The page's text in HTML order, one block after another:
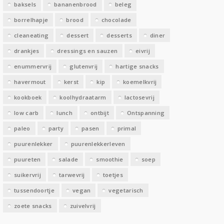
baksels bananenbrood beleg
borrelhapje brood chocolade
cleaneating dessert desserts diner
drankjes dressings en sauzen eivrij
enummervrij glutenvrij hartige snacks
havermout kerst kip koemelkvrij
kookboek koolhydraatarm lactosevrij
low carb lunch ontbijt Ontspanning
paleo party pasen primal
puurenlekker puurenlekkerleven
puureten salade smoothie soep
suikervrij tarwevrij toetjes
tussendoortje vegan vegetarisch
zoete snacks zuivelvrij